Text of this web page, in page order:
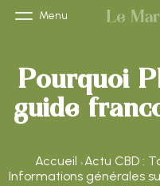
Menu
Pourquoi
guide
Accueil ›Actu CBD :
Informations générales